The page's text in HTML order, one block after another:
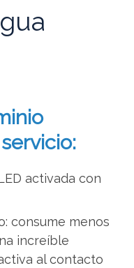
activada con
consume menos
increíble
al contacto